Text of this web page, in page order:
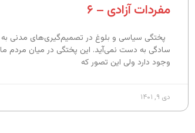
مفردات آزادی – ۶
پختگی سیاسی و بلوغ در تصمیم‌گیری‌های مدنی به
سادگی به دست نمی‌آید. این پختگی در میان مردم ما
وجود دارد ولی این تصور که
دی ۹, ۱۴۰۱